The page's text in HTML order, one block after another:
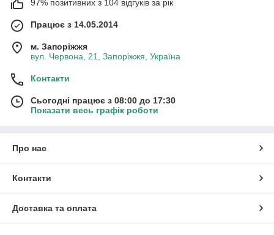
97% позитивних з 104 відгуків за рік
Працює з 14.05.2014
м. Запоріжжя
вул. Червона, 21, Запоріжжя, Україна
Контакти
Сьогодні працює з 08:00 до 17:30
Показати весь графік роботи
Про нас
Контакти
Доставка та оплата